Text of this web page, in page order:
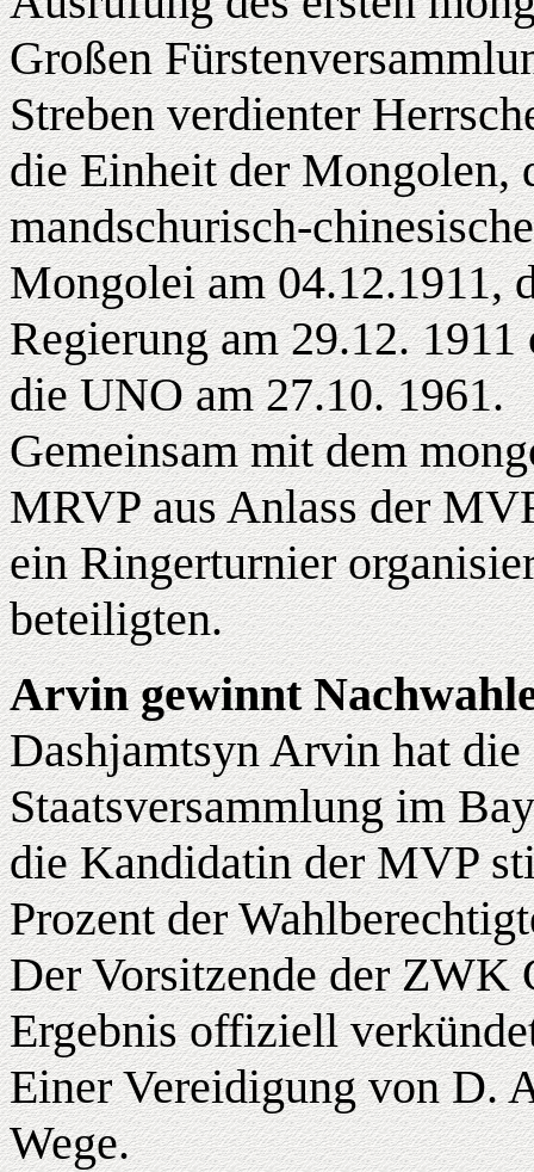
Großen
Streben verdienter
die Einheit der Mongolen,
mandschurisch-
Mongolei am 04.12.1911,
Regierung am 29.12.
die UNO am 27.10. 1961.
Gemeinsam mit dem
MRVP aus Anlass der
ein Ringerturnier
beteiligten.
Arvin gewinnt
Dashjamtsyn Arvin hat
Staatsversammlung im
die Kandidatin der MVP
Prozent der
Der Vorsitzende der ZWK
Ergebnis offiziell
Einer Vereidigung von D.
Wege.